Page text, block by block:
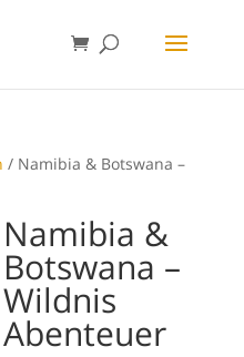
/ Namibia & Botswana –
Namibia &
Botswana –
Wildnis
Abenteuer